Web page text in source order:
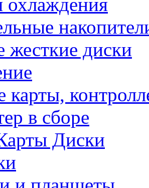
диски
карты,
в сборе
Диски